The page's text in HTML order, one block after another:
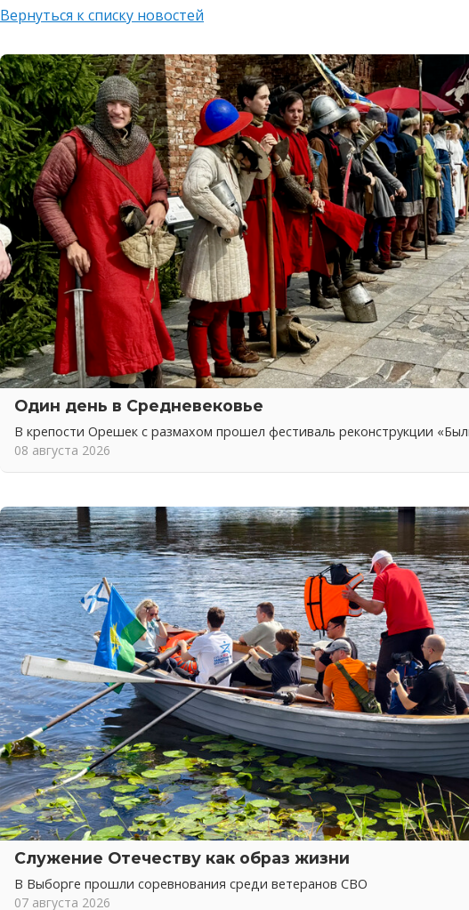
Вернуться к списку новостей
Один день в Средневековье
В крепости Орешек с размахом прошел фестиваль реконструкции
08 августа 2026
Служение Отечеству как образ жизни
В Выборге прошли соревнования среди ветеранов СВО
07 августа 2026